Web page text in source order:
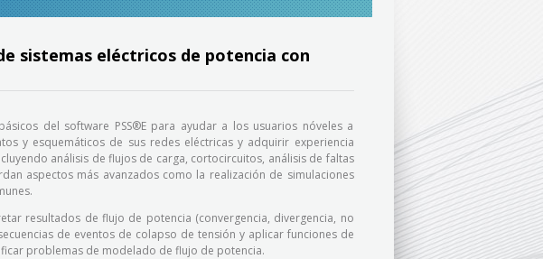
sistemas eléctricos de potencia con
del software PSS®E para ayudar a los usuarios nóveles a
y esquemáticos de sus redes eléctricas y adquirir experiencia
análisis de flujos de carga, cortocircuitos, análisis de faltas
aspectos más avanzados como la realización de simulaciones
resultados de flujo de potencia (convergencia, divergencia, no
de eventos de colapso de tensión y aplicar funciones de
problemas de modelado de flujo de potencia.